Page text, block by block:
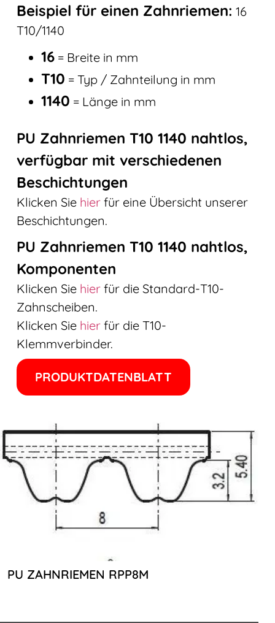
Beispiel für einen Zahnriemen: 16
T10/1140
16= Breite in mm
T10 = Typ / Zahnteilung in mm
1140 = Länge in mm
PU Zahnriemen T10 1140 nahtlos,
verfügbar mit verschiedenen
Beschichtungen
Klicken Sie hierfür eine Übersicht unserer
Beschichtungen.
PU Zahnriemen T10 1140 nahtlos,
Komponenten
Klicken Sie hierfür die Standard-T10-
Zahnscheiben.
Klicken Sie hierfür die T10-
Klemmverbinder.
PRODUKTDATENBLATT
PU ZAHNRIEMEN RPP8M